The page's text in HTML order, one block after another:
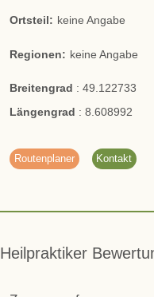
Ortsteil: keine Angabe
Regionen: keine Angabe
Breitengrad : 49.122733
Längengrad : 8.608992
Routenplaner Kontakt
Heilpraktiker